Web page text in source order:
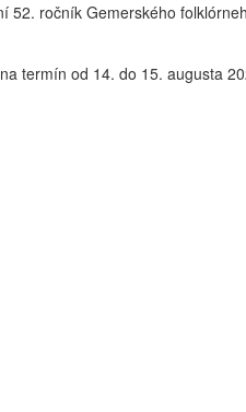
52. ročník Gemerského
termín od 14. do 15. augusta